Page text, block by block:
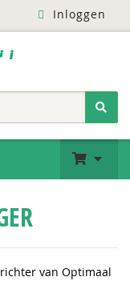
Inloggen
van Optimaal